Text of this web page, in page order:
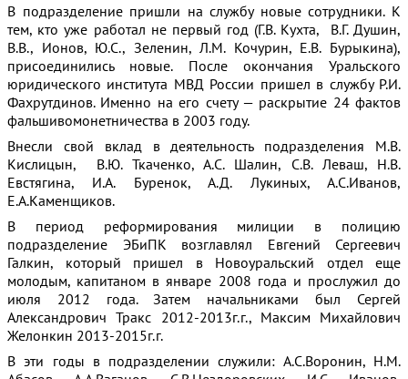
В подразделение пришли на службу новые сотрудники. К
тем, кто уже работал не первый год (Г.В. Кухта, В.Г. Душин,
В.В., Ионов, Ю.С., Зеленин, Л.М. Кочурин, Е.В. Бурыкина),
присоединились новые. После окончания Уральского
юридического института МВД России пришел в службу Р.И.
Фахрутдинов. Именно на его счету — раскрытие 24 фактов
фальшивомонетничества в 2003 году.
Внесли свой вклад в деятельность подразделения М.В.
Кислицын, В.Ю. Ткаченко, А.С. Шалин, С.В. Леваш, Н.В.
Евстягина, И.А. Буренок, А.Д. Лукиных, А.С.Иванов,
Е.А.Каменщиков.
В период реформирования милиции в полицию
подразделение ЭБиПК возглавлял Евгений Сергеевич
Галкин, который пришел в Новоуральский отдел еще
молодым, капитаном в январе 2008 года и прослужил до
июля 2012 года. Затем начальниками был Сергей
Александрович Тракс 2012-2013г.г., Максим Михайлович
Желонкин 2013-2015г.г.
В эти годы в подразделении служили: А.С.Воронин, Н.М.